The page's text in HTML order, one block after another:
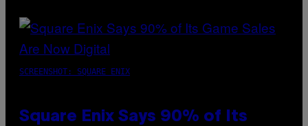
SCREENSHOT: SQUARE ENIX
Square Enix Says 90% of Its